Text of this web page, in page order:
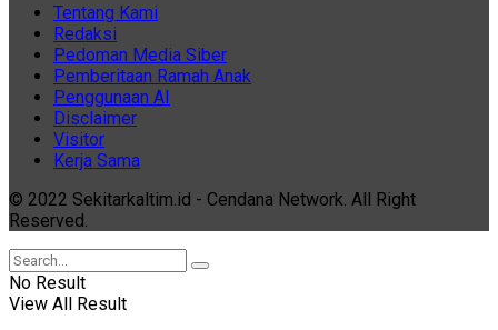
Tentang Kami
Redaksi
Pedoman Media Siber
Pemberitaan Ramah Anak
Penggunaan AI
Disclaimer
Visitor
Kerja Sama
© 2022 Sekitarkaltim.id - Cendana Network. All Right
Reserved.
No Result
View All Result